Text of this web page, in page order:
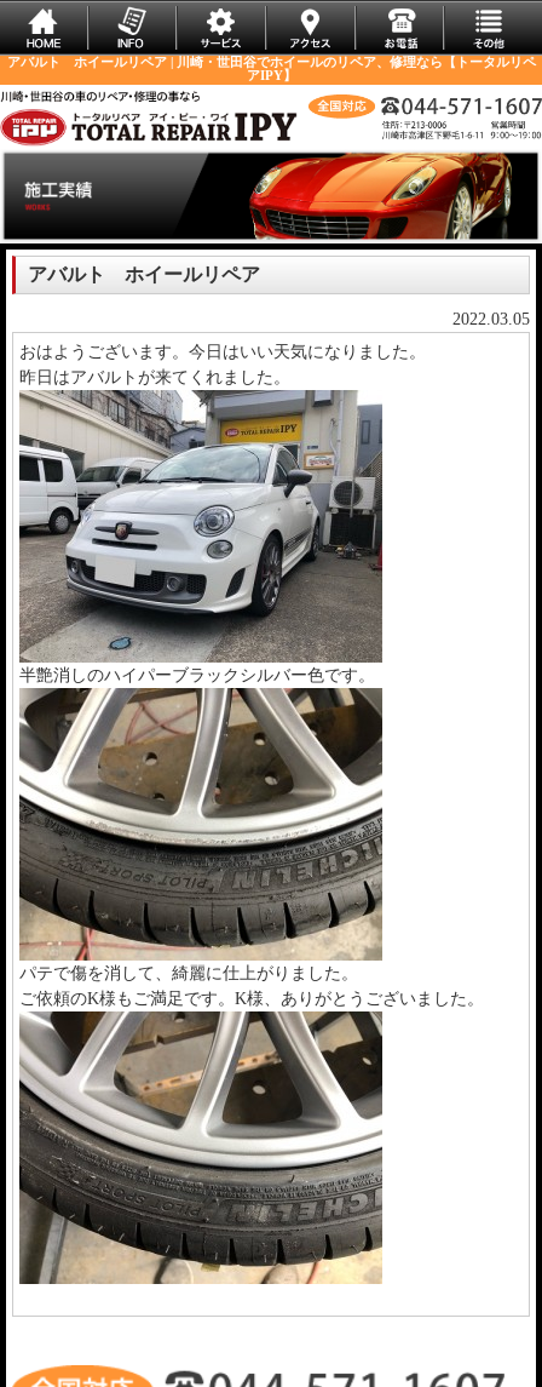
アバルト ホイールリペア | 川崎・世田谷でホイールのリペア、修理なら【トータルリペ
アIPY】
アバルト ホイールリペア
2022.03.05
おはようございます。今日はいい天気になりました。
昨日はアバルトが来てくれました。
半艶消しのハイパーブラックシルバー色です。
パテで傷を消して、綺麗に仕上がりました。
ご依頼のK様もご満足です。K様、ありがとうございました。